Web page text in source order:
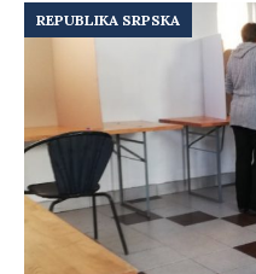
REPUBLIKA SRPSKA